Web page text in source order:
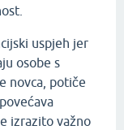
uspjeh jer
osobe s
novca, potiče
izrazito važno